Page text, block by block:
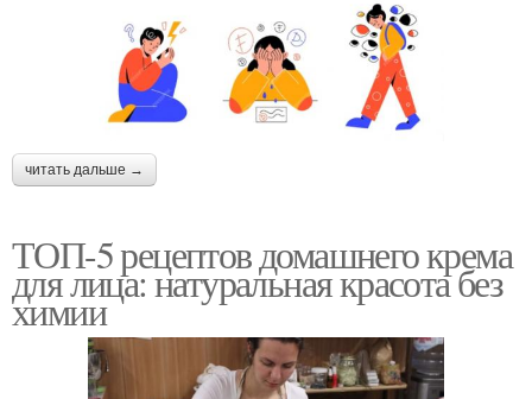
читать дальше →
ТОП-5 рецептов домашнего крема
для лица: натуральная красота без
химии